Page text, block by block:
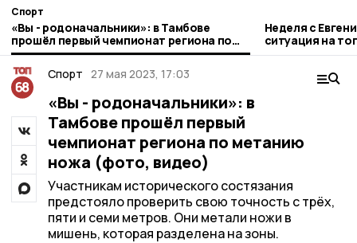
Спорт
«Вы - родоначальники»: в Тамбове
прошёл первый чемпионат региона по
метанию ножа (фото, видео)
Неделя с
ситуация на
городе и
Спорт 27 мая 2023, 17:03
«Вы - родоначальники»: в
Тамбове прошёл первый
чемпионат региона по метанию
ножа (фото, видео)
Участникам исторического состязания
предстояло проверить свою точность с трёх,
пяти и семи метров. Они метали ножи в
мишень, которая разделена на зоны.